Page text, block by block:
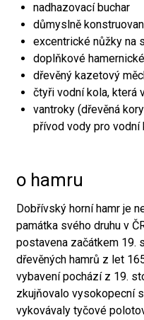
nadhazovací buchar
důmyslně
excentrické nůžky na
doplňkové
dřevěný kazetový
čtyři vodní kola, která
vantroky (dřevěná
přívod vody pro vodní
o hamru
Dobřívský horní hamr je
památka svého druhu v
postavena začátkem 19.
dřevěných hamrů z let
vybavení pochází z 19.
zkujňovalo vysokopecní
vykovávaly tyčové